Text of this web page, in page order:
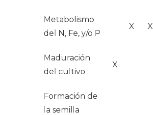
Metabolismo
del N, Fe, y/o P
X X
Maduración
del cultivo
X
Formación de
la semilla